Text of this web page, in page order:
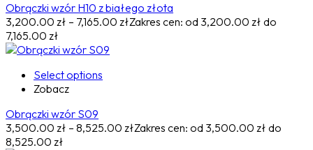
Obrączki wzór H10 z białego złota
3,200.00 zł – 7,165.00 złZakres cen: od 3,200.00 zł do
7,165.00 zł
Select options
Zobacz
Obrączki wzór S09
3,500.00 zł – 8,525.00 złZakres cen: od 3,500.00 zł do
8,525.00 zł